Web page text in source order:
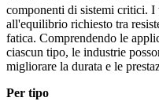
componenti di sistemi critici.
all'equilibrio richiesto tra
fatica. Comprendendo le
ciascun tipo, le industrie
migliorare la durata e le
Per tipo